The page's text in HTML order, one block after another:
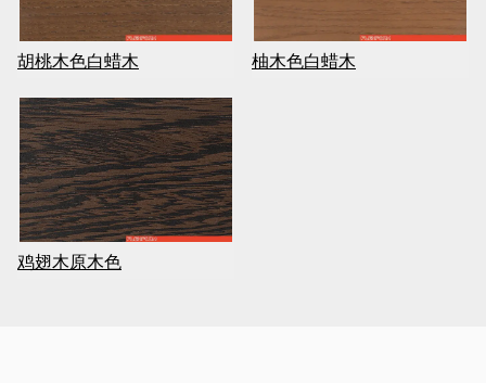
胡桃木色白蜡木 柚木色白蜡木
鸡翅木原木色